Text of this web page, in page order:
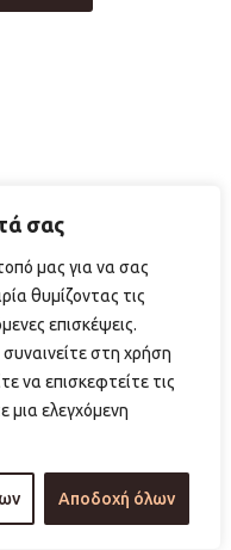
σας
μας για να σας
θυμίζοντας τις
επισκέψεις.
στη χρήση
να επισκεφτείτε τις
μια ελεγχόμενη
Αποδοχή όλων